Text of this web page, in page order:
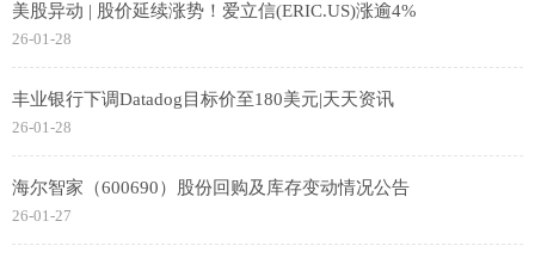
美股异动 | 股价延续涨势！爱立信(ERIC.US)涨逾4%
26-01-28
丰业银行下调Datadog目标价至180美元|天天资讯
26-01-28
海尔智家（600690）股份回购及库存变动情况公告
26-01-27